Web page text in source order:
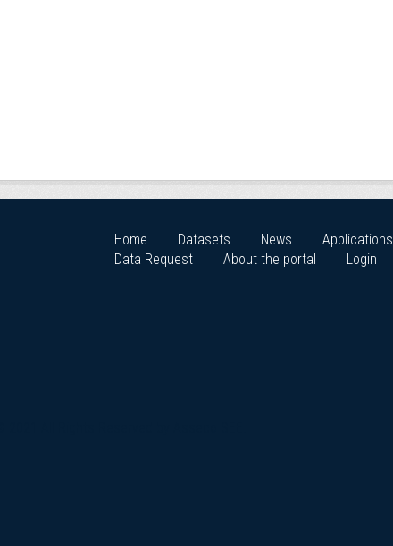
Home Datasets News Applications
Data Request
About the portal Login